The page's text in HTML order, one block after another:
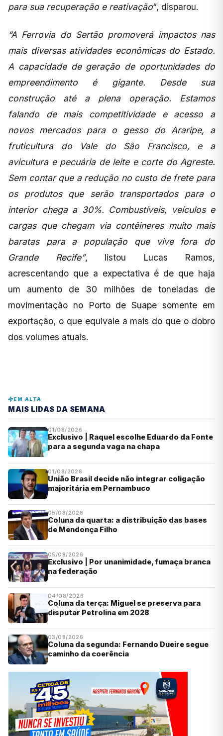
para sua recuperação e reativação“, disparou.
“A Ferrovia do Sertão promoverá impactos nas
mais diversas atividades econômicas do Estado.
A capacidade de geração de oportunidades do
empreendimento é gigante. Desde sua
construção até a plena operação. Estamos
falando de mais competitividade e acesso a
novos mercados para o gesso do Araripe, a
fruticultura do Vale do São Francisco, e a
avicultura e pecuária de leite e corte do Agreste.
Sem contar que a redução no custo de frete para
os produtos que serão transportados para o
interior chega a 30%. Combustíveis, veículos e
cargas que chegam via contêineres muito mais
baratas para a população que vive fora do
Grande Recife”, listou Lucas Ramos,
acrescentando que a expectativa é de que haja
um aumento de 30 milhões de toneladas de
movimentação no Porto de Suape somente em
exportação, o que equivale a mais do que o dobro
dos volumes atuais.
EM ALTA
MAIS LIDAS DA SEMANA
01/08/2026
Exclusivo | Raquel escolhe Eduardo da Fonte
para a segunda vaga na chapa
01/08/2026
União Brasil decide não integrar coligação
majoritária em Pernambuco
05/08/2026
Coluna da quarta: a distribuição das bases
de Mendonça Filho
05/08/2026
Exclusivo | Por unanimidade, fumaça branca
na federação
04/08/2026
Coluna da terça: Miguel se preserva para
disputar Petrolina em 2028
03/08/2026
Coluna da segunda: Fernando Dueire segue
caminho da coerência